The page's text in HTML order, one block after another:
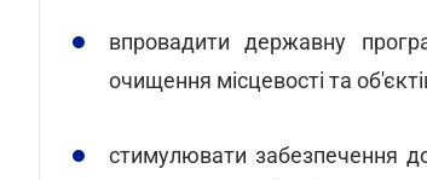
впровадити державну
очищення місцевості та
стимулювати забезпечення